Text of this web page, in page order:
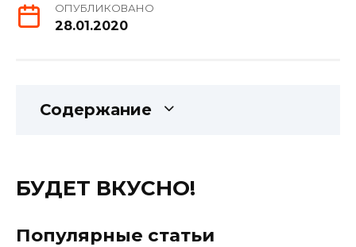
ОПУБЛИКОВАНО
28.01.2020
Содержание
БУДЕТ ВКУСНО!
Популярные статьи